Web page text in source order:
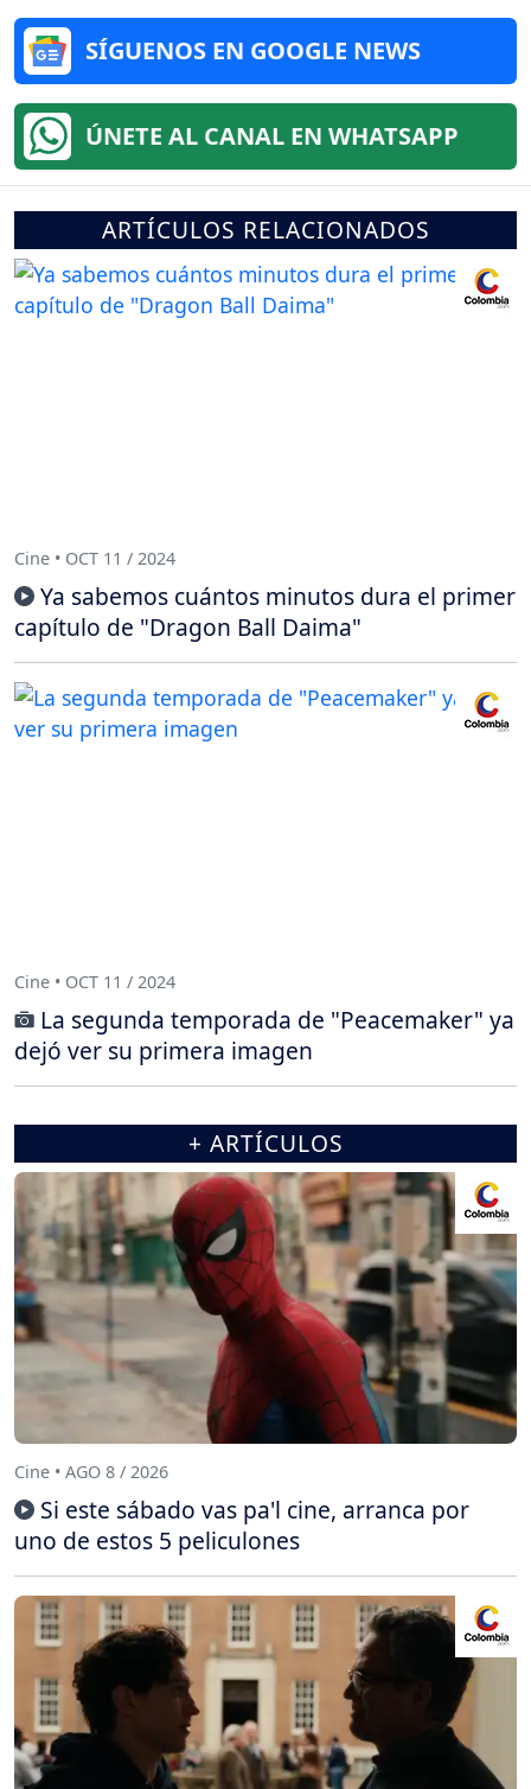
SÍGUENOS EN GOOGLE NEWS
ÚNETE AL CANAL EN WHATSAPP
ARTÍCULOS RELACIONADOS
Cine • OCT 11 / 2024
Ya sabemos cuántos minutos dura el primer
capítulo de "Dragon Ball Daima"
Cine • OCT 11 / 2024
La segunda temporada de "Peacemaker" ya
dejó ver su primera imagen
+ ARTÍCULOS
Cine • AGO 8 / 2026
Si este sábado vas pa'l cine, arranca por
uno de estos 5 peliculones